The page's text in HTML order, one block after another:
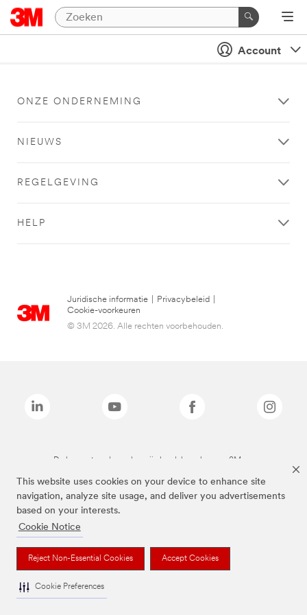
This website uses cookies on your device to enhance site
navigation, analyze site usage, and deliver you advertisements
based on your interests.
Cookie Notice
Reject Non-Essential Cookies Accept Cookies
Cookie Preferences
Account
ONZE ONDERNEMING
NIEUWS
REGELGEVING
HELP
Juridische informatie Privacybeleid
Cookie-voorkeuren
© 3M 2026. Alle rechten voorbehouden.
De bovenstaande merken zijn handelsmerken van 3M.we